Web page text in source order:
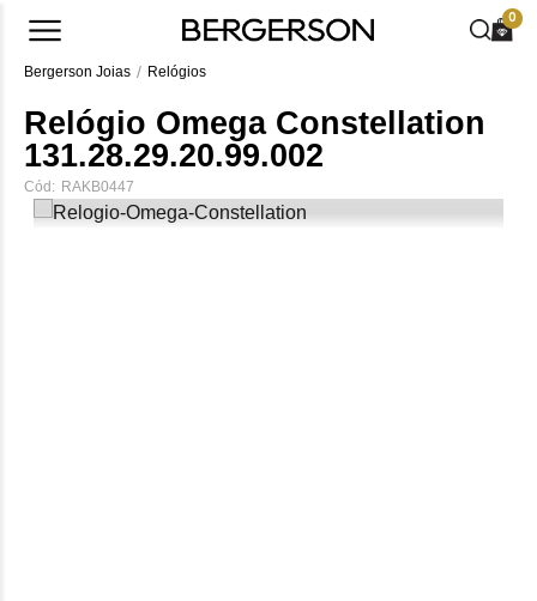
0
Bergerson Joias Relógios
Relógio Omega Constellation
131.28.29.20.99.002
Cód: RAKB0447